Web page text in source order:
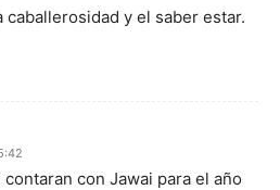
caballerosidad y el saber estar.
con Jawai para el año